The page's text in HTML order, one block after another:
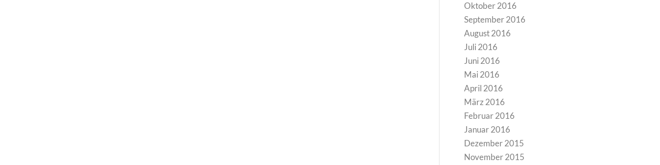
Oktober 2016
September 2016
August 2016
Juli 2016
Juni 2016
Mai 2016
April 2016
März 2016
Februar 2016
Januar 2016
Dezember 2015
November 2015